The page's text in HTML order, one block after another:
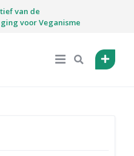
van de
voor Veganisme